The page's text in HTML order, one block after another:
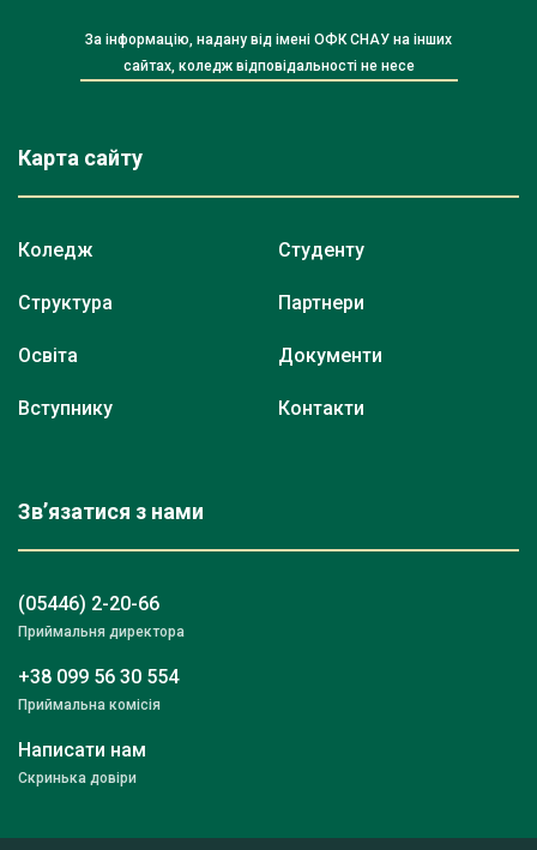
За інформацію, надану від імені ОФК СНАУ на інших
сайтах, коледж відповідальності не несе
Карта сайту
Коледж
Структура
Освіта
Вступнику
Студенту
Партнери
Документи
Контакти
Зв’язатися з нами
(05446) 2-20-66
Приймальня директора
+38 099 56 30 554
Приймальна комісія
Написати нам
Скринька довіри